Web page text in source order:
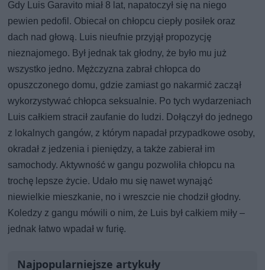
Gdy Luis Garavito miał 8 lat, napatoczył się na niego
pewien pedofil. Obiecał on chłopcu ciepły posiłek oraz
dach nad głową. Luis nieufnie przyjął propozycję
nieznajomego. Był jednak tak głodny, że było mu już
wszystko jedno. Mężczyzna zabrał chłopca do
opuszczonego domu, gdzie zamiast go nakarmić zaczął
wykorzystywać chłopca seksualnie. Po tych wydarzeniach
Luis całkiem stracił zaufanie do ludzi. Dołączył do jednego
z lokalnych gangów, z którym napadał przypadkowe osoby,
okradał z jedzenia i pieniędzy, a także zabierał im
samochody. Aktywność w gangu pozwoliła chłopcu na
trochę lepsze życie. Udało mu się nawet wynająć
niewielkie mieszkanie, no i wreszcie nie chodził głodny.
Koledzy z gangu mówili o nim, że Luis był całkiem miły –
jednak łatwo wpadał w furię.
Najpopularniejsze artykuły